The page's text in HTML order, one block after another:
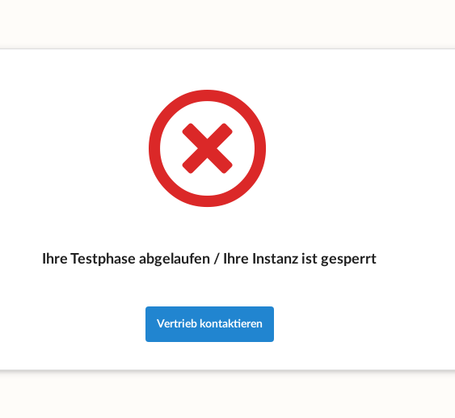
Ihre Testphase abgelaufen / Ihre Instanz ist gesperrt
Vertrieb kontaktieren